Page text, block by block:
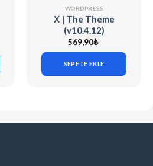
WORDPRESS
X | The Theme
(v10.4.12)
569,90₺
SEPETE EKLE